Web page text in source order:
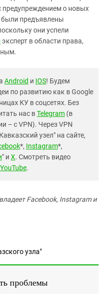
о новых
были предъявлены
они успели
эксперт в области права,
Android и IOS! Будем
по развитию как в Google
КУ в соцсетях. Без
нас вTelegram (в
– с VPN). Через VPN
узел" на сайте,
*, Instagram*,
" и X. Смотреть видео
YouTube.
Facebook, Instagram и
узла"
проблемы